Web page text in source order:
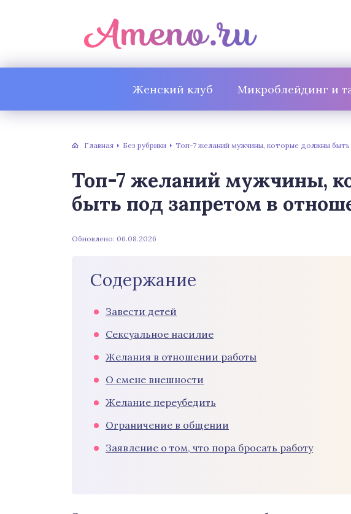
Женский клуб Микроблейдинг и
Главная Без рубрики Топ-7 желаний мужчины, которые должны
Топ-7 желаний мужчины,
быть под запретом в
Обновлено: 06.08.2026
Содержание
Завести детей
Сексуальное насилие
Желания в отношении работы
О смене внешности
Желание переубедить
Ограничение в общении
Заявление о том, что пора бросать работу